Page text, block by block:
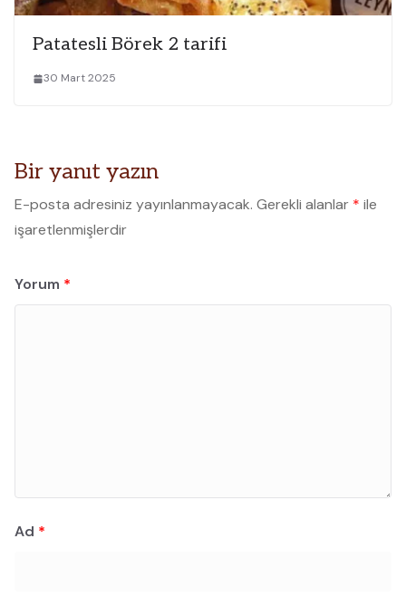
Patatesli Börek 2 tarifi
30 Mart 2025
Bir yanıt yazın
E-posta adresiniz yayınlanmayacak. Gerekli alanlar * ile
işaretlenmişlerdir
Yorum *
Ad *